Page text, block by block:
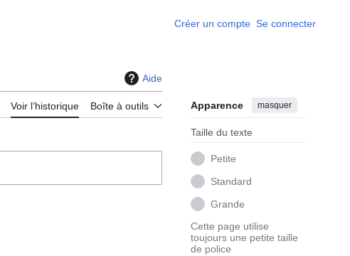
Créer un compte Se connecter
Aide
Voir l’historique Boîte à outils Apparence masquer
Taille du texte
Petite
Standard
Grande
Cette page utilise
toujours une petite taille
de police